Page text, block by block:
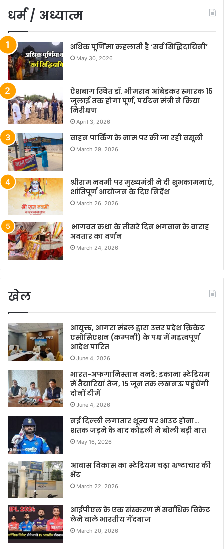
धर्म / अध्यात्म
अधिक पूर्णिमा कहलाती है ‘सर्व सिद्धिदायिनी’
May 30, 2026
ऐशबाग स्थित डॉ. भीमराव आंबेडकर स्मारक 15
जुलाई तक होगा पूर्ण, पर्यटन मंत्री ने किया
निरीक्षण
April 3, 2026
वाहन पार्किंग के नाम पर की जा रही वसूली
March 29, 2026
श्रीराम नवमी पर मुख्यमंत्री ने दी शुभकामनाएं,
शांतिपूर्ण आयोजन के दिए निर्देश
March 26, 2026
भागवत कथा के तीसरे दिन भगवान के वाराह
अवतार का वर्णन
March 24, 2026
खेल
आयुक्त, आगरा मंडल द्वारा उत्तर प्रदेश क्रिकेट
एसोसिएशन (कम्पनी) के पक्ष में महत्वपूर्ण
आदेश पारित
June 4, 2026
भारत-अफगानिस्तान वनडे: इकाना स्टेडियम
में तैयारियां तेज, 15 जून तक लखनऊ पहुंचेंगी
दोनों टीमें
June 4, 2026
नई दिल्ली लगातार शून्य पर आउट होना…
शतक जड़ने के बाद कोहली ने बोली बड़ी बात
May 16, 2026
आवास विकास का स्टेडियम चढ़ा भ्रष्टाचार की
भेंट
March 22, 2026
आईपीएल के एक संस्करण में सर्वाधिक विकेट
लेने वाले भारतीय गेंदबाज
March 20, 2026